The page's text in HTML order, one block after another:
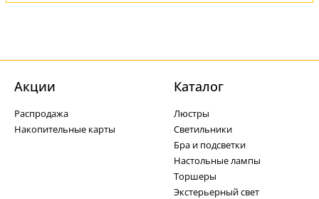
Акции
Распродажа
Накопительные карты
Каталог
Люстры
Светильники
Бра и подсветки
Настольные лампы
Торшеры
Экстерьерный свет